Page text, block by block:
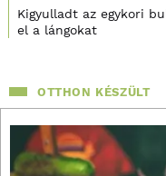
Kigyulladt az egykori
el a lángokat
OTTHON KÉSZÜLT